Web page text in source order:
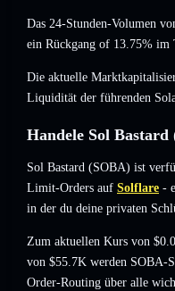
Das 24-Stunden-Volumen
ein Rückgang of 13.75% im
Die aktuelle
Liquidität der führenden
Handele Sol
Sol Bastard (SOBA) ist
Limit-Orders auf Solflare -
in der du deine privaten
Zum aktuellen Kurs von
von $55.7K werden SOBA-
Order-Routing über alle